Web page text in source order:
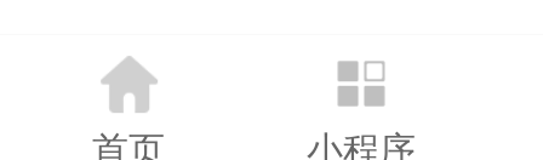
首页 小程序